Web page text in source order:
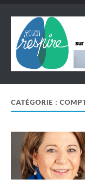
CATÉGORIE :